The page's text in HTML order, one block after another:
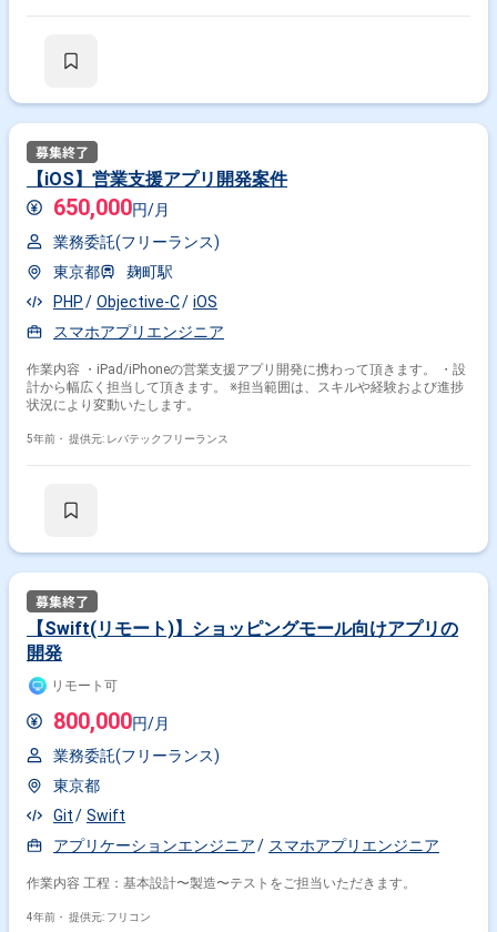
【iOS】営業支援アプリ開発案件
650,000円/月
業務委託(フリーランス)
東京都
麹町駅
PHP
Objective-C
iOS
スマホアプリエンジニア
作業内容 ・iPad/iPhoneの営業支援アプリ開発に携わって頂きます。 ・設
計から幅広く担当して頂きます。 ※担当範囲は、スキルや経験および進捗
状況により変動いたします。
5年前・ 提供元: レバテックフリーランス
【Swift(リモート)】ショッピングモール向けアプリの
開発
リモート可
800,000円/月
業務委託(フリーランス)
東京都
Git
Swift
アプリケーションエンジニア
スマホアプリエンジニア
作業内容 工程：基本設計〜製造〜テストをご担当いただきます。
4年前・ 提供元: フリコン